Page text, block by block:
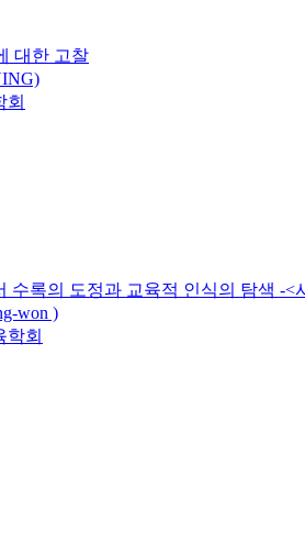
대한 고찰
회
수록의 도정과 교육적 인식의 탐색 -<
won )
학회